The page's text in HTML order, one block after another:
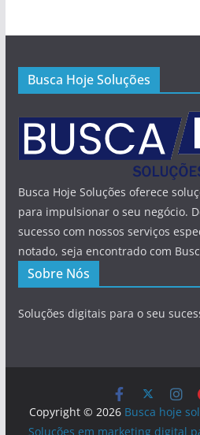
Busca Hoje Soluções
Busca Hoje Soluções oferece
para impulsionar o seu negócio.
sucesso com nossos serviços
notado, seja encontrado com
Sobre Nós
Soluções digitais para o seu
Copyright © 2026 Busca hoje
Soluções em marketing digital